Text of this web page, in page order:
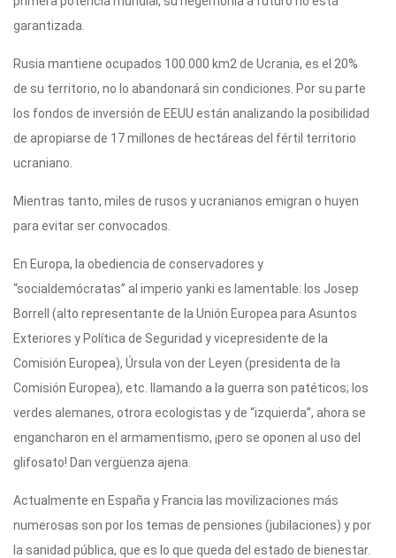
garantizada.
Rusia mantiene ocupados 100.000 km2 de Ucrania, es el 20%
de su territorio, no lo abandonará sin condiciones. Por su parte
los fondos de inversión de EEUU están analizando la posibilidad
de apropiarse de 17 millones de hectáreas del fértil territorio
ucraniano.
Mientras tanto, miles de rusos y ucranianos emigran o huyen
para evitar ser convocados.
En Europa, la obediencia de conservadores y
“socialdemócratas” al imperio yanki es lamentable: los Josep
Borrell (alto representante de la Unión Europea para Asuntos
Exteriores y Política de Seguridad y vicepresidente de la
Comisión Europea), Úrsula von der Leyen (presidenta de la
Comisión Europea), etc. llamando a la guerra son patéticos; los
verdes alemanes, otrora ecologistas y de “izquierda”, ahora se
engancharon en el armamentismo, ¡pero se oponen al uso del
glifosato! Dan vergüenza ajena.
Actualmente en España y Francia las movilizaciones más
numerosas son por los temas de pensiones (jubilaciones) y por
la sanidad pública, que es lo que queda del estado de bienestar.